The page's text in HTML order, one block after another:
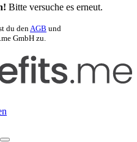
Bitte versuche es erneut.
du denAGB und
GmbH zu.